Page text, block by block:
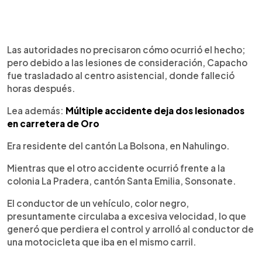
Las autoridades no precisaron cómo ocurrió el hecho;
pero debido a las lesiones de consideración, Capacho
fue trasladado al centro asistencial, donde falleció
horas después.
Lea además: Múltiple accidente deja dos lesionados
en carretera de Oro
Era residente del cantón La Bolsona, en Nahulingo.
Mientras que el otro accidente ocurrió frente a la
colonia La Pradera, cantón Santa Emilia, Sonsonate.
El conductor de un vehículo, color negro,
presuntamente circulaba a excesiva velocidad, lo que
generó que perdiera el control y arrolló al conductor de
una motocicleta que iba en el mismo carril.